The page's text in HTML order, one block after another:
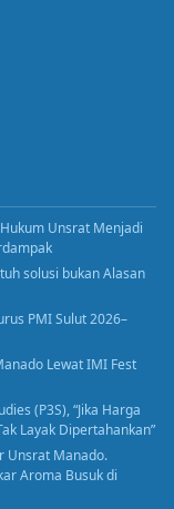
Unsrat Menjadi
solusi bukan Alasan
PMI Sulut 2026–
Lewat IMI Fest
(P3S), “Jika Harga
Layak Dipertahankan”
Unsrat Manado.
Aroma Busuk di